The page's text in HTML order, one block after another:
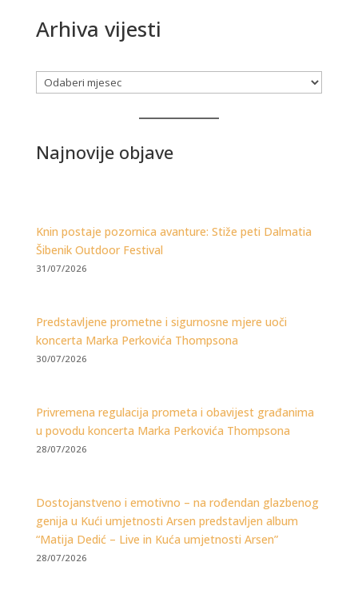
Arhiva vijesti
Arhiva
Najnovije objave
Knin postaje pozornica avanture: Stiže peti Dalmatia
Šibenik Outdoor Festival
31/07/2026
Predstavljene prometne i sigurnosne mjere uoči
koncerta Marka Perkovića Thompsona
30/07/2026
Privremena regulacija prometa i obavijest građanima
u povodu koncerta Marka Perkovića Thompsona
28/07/2026
Dostojanstveno i emotivno – na rođendan glazbenog
genija u Kući umjetnosti Arsen predstavljen album
“Matija Dedić – Live in Kuća umjetnosti Arsen”
28/07/2026